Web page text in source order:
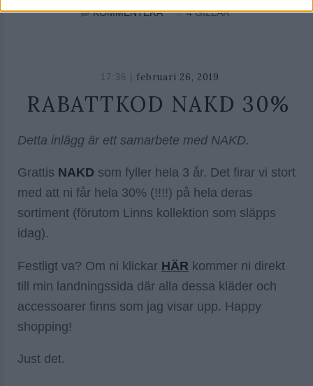
4GILLAR
KOMMENTERA
17:36 | februari 26, 2019
RABATTKOD NAKD 30%
Detta inlägg är ett samarbete med NAKD.
Grattis NAKD som fyller hela 3 år. Det firar vi stort
med att ni får hela 30% (!!!!) på hela deras
sortiment (förutom Linns kollektion som släpps
idag).
Festligt va? Om ni klickar HÄR kommer ni direkt
till min landningssida där alla dessa kläder och
accessoarer finns som jag visar upp. Happy
shopping!
Just det.